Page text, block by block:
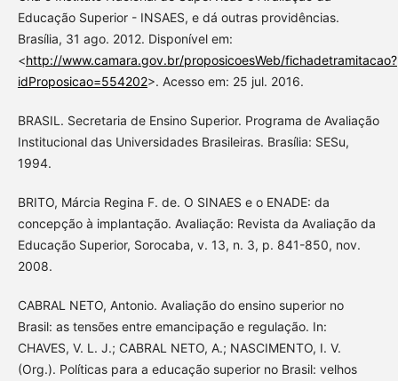
Educação Superior - INSAES, e dá outras providências.
Brasília, 31 ago. 2012. Disponível em:
<http://www.camara.gov.br/proposicoesWeb/fichadetramitacao?
idProposicao=554202>. Acesso em: 25 jul. 2016.
BRASIL. Secretaria de Ensino Superior. Programa de Avaliação
Institucional das Universidades Brasileiras. Brasília: SESu,
1994.
BRITO, Márcia Regina F. de. O SINAES e o ENADE: da
concepção à implantação. Avaliação: Revista da Avaliação da
Educação Superior, Sorocaba, v. 13, n. 3, p. 841-850, nov.
2008.
CABRAL NETO, Antonio. Avaliação do ensino superior no
Brasil: as tensões entre emancipação e regulação. In:
CHAVES, V. L. J.; CABRAL NETO, A.; NASCIMENTO, I. V.
(Org.). Políticas para a educação superior no Brasil: velhos